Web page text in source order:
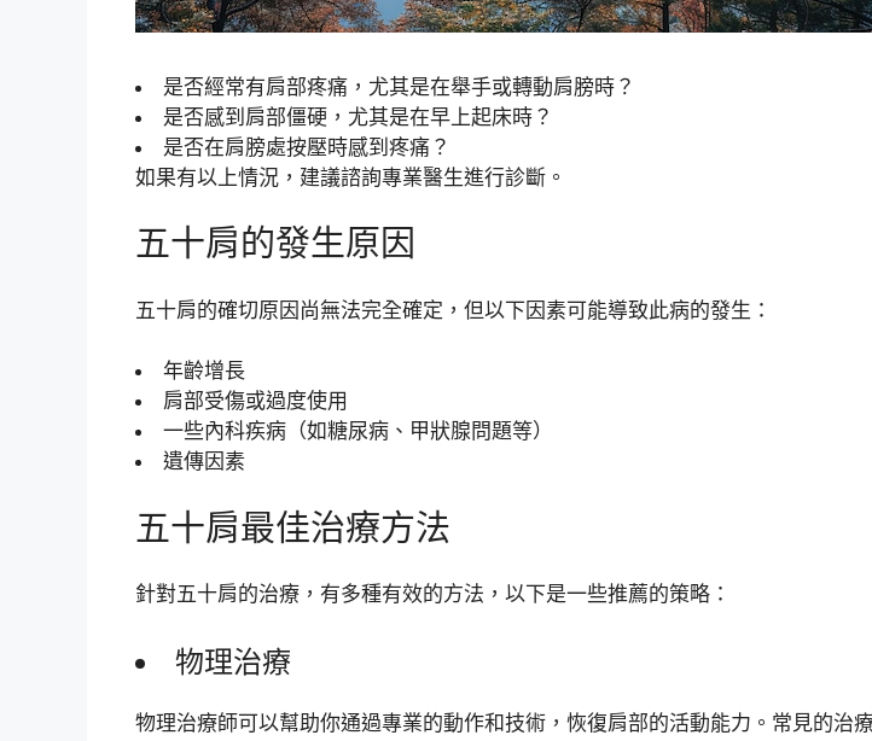
是否經常有肩部疼痛，尤其是在舉手或轉動肩膀時？
是否感到肩部僵硬，尤其是在早上起床時？
是否在肩膀處按壓時感到疼痛？
如果有以上情況，建議諮詢專業醫生進行診斷。
五十肩的發生原因
五十肩的確切原因尚無法完全確定，但以下因素可能導致此病的發生：
年齡增長
肩部受傷或過度使用
一些內科疾病（如糖尿病、甲狀腺問題等）
遺傳因素
五十肩最佳治療方法
針對五十肩的治療，有多種有效的方法，以下是一些推薦的策略：
物理治療
物理治療師可以幫助你通過專業的動作和技術，恢復肩部的活動能力。常見的治療